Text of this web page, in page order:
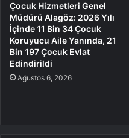
Çocuk Hizmetleri Genel
Müdürü Alagöz: 2026 Yılı
İçinde 11 Bin 34 Çocuk
Koruyucu Aile Yanında, 21
Bin 197 Çocuk Evlat
Edindirildi
Ağustos 6, 2026